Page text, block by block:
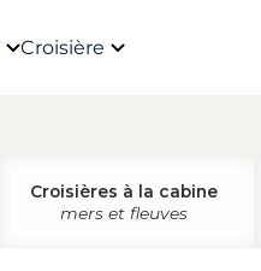
Croisière
Croisières à la cabine
mers et fleuves